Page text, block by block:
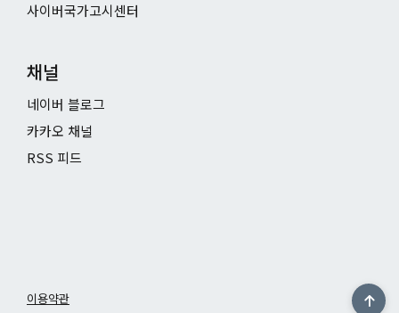
사이버국가고시센터
채널
네이버 블로그
카카오 채널
RSS 피드
이용약관